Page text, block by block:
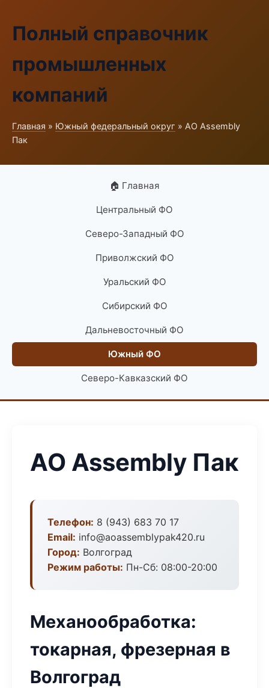
Полный справочник
промышленных
компаний
Главная » Южный федеральный округ » АО Assembly
Пак
🏠 Главная
Центральный ФО
Северо-Западный ФО
Приволжский ФО
Уральский ФО
Сибирский ФО
Дальневосточный ФО
Южный ФО
Северо-Кавказский ФО
АО Assembly Пак
Телефон: 8 (943) 683 70 17
Email: info@aoassemblypak420.ru
Город: Волгоград
Режим работы: Пн-Сб: 08:00-20:00
Механообработка:
токарная, фрезерная в
Волгоград